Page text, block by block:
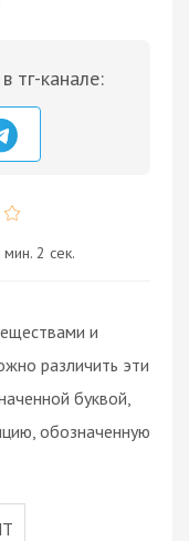
тг-канале:
2 сек.
и
различить эти
буквой,
обозначенную